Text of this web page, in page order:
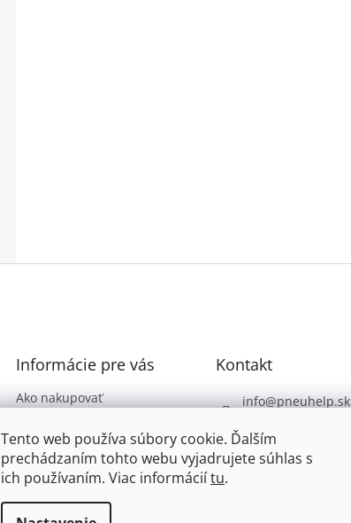
Tento web používa súbory cookie. Ďalším
prechádzaním tohto webu vyjadrujete súhlas s
ich používaním. Viac informáciítu.
Informácie pre vás
Ako nakupovať
Podmienky ochrany
osobných údajov
Kontakt
info@pneuhelp.sk